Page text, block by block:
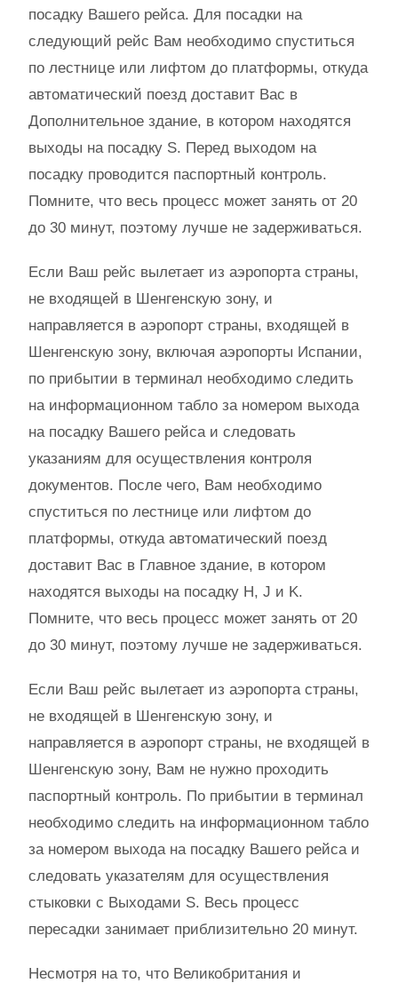
посадку Вашего рейса. Для посадки на
следующий рейс Вам необходимо спуститься
по лестнице или лифтом до платформы, откуда
автоматический поезд доставит Вас в
Дополнительное здание, в котором находятся
выходы на посадку S. Перед выходом на
посадку проводится паспортный контроль.
Помните, что весь процесс может занять от 20
до 30 минут, поэтому лучше не задерживаться.
Если Ваш рейс вылетает из аэропорта страны,
не входящей в Шенгенскую зону, и
направляется в аэропорт страны, входящей в
Шенгенскую зону, включая аэропорты Испании,
по прибытии в терминал необходимо следить
на информационном табло за номером выхода
на посадку Вашего рейса и следовать
указаниям для осуществления контроля
документов. После чего, Вам необходимо
спуститься по лестнице или лифтом до
платформы, откуда автоматический поезд
доставит Вас в Главное здание, в котором
находятся выходы на посадку H, J и K.
Помните, что весь процесс может занять от 20
до 30 минут, поэтому лучше не задерживаться.
Если Ваш рейс вылетает из аэропорта страны,
не входящей в Шенгенскую зону, и
направляется в аэропорт страны, не входящей в
Шенгенскую зону, Вам не нужно проходить
паспортный контроль. По прибытии в терминал
необходимо следить на информационном табло
за номером выхода на посадку Вашего рейса и
следовать указателям для осуществления
стыковки с Выходами S. Весь процесс
пересадки занимает приблизительно 20 минут.
Несмотря на то, что Великобритания и